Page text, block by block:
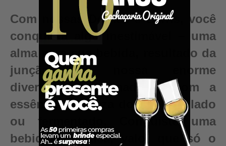
Com nossas Dornas e Barris, você
conquista algo inestimável – uma
alma para sua bebida, resultado da
junção da nossa enorme
diversidade de madeiras com a
essência e pureza do seu destilado
ou fermentado. Conquiste uma
bebida autêntica, valor que só o